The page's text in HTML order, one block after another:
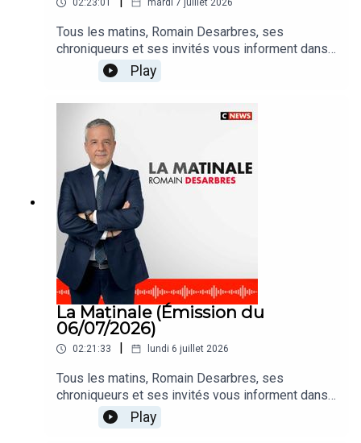
02:23:01 mardi 7 juillet 2026
Tous les matins, Romain Desarbres, ses
chroniqueurs et ses invités vous informent dans
#LaMatinale
Play
La Matinale (Émission du
06/07/2026)
02:21:33 lundi 6 juillet 2026
Tous les matins, Romain Desarbres, ses
chroniqueurs et ses invités vous informent dans
#LaMatinale
Play